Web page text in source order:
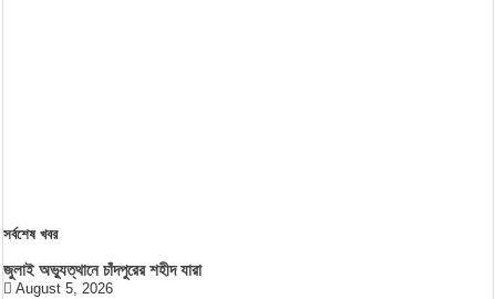
সর্বশেষ খবর
জুলাই অভ্যুত্থানে চাঁদপুরের শহীদ যারা
August 5, 2026